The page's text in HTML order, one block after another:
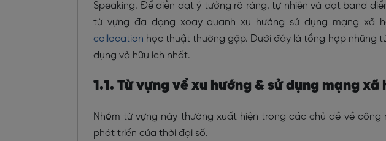
Speaking. Để diễn đạt ý tưởng rõ ràng, tự nhiên và đạt band
từ vựng đa dạng xoay quanh xu hướng sử dụng mạng xã
collocation học thuật thường gặp. Dưới đây là tổng hợp những
dụng và hữu ích nhất.
1.1. Từ vựng về xu hướng & sử dụng mạng xã
Nhóm từ vựng này thường xuất hiện trong các chủ đề về công
phát triển của thời đại số.